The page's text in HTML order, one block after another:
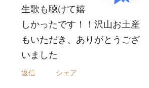
生歌も聴けて嬉
しかったです！！沢山お土産
もいただき、ありがとうござ
いました
返信 シェア